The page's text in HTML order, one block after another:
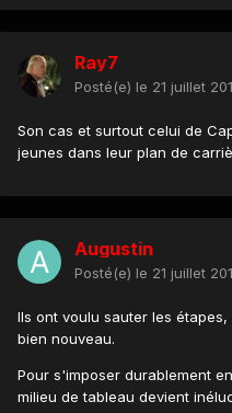
Ray7
Posté(e) le 21 juillet
Son cas et surtout celui de
jeunes dans leur plan de
Augustin
Posté(e) le 21 juillet
Ils ont voulu sauter les
bien nouveau.
Pour s'imposer durablement
milieu de tableau devient